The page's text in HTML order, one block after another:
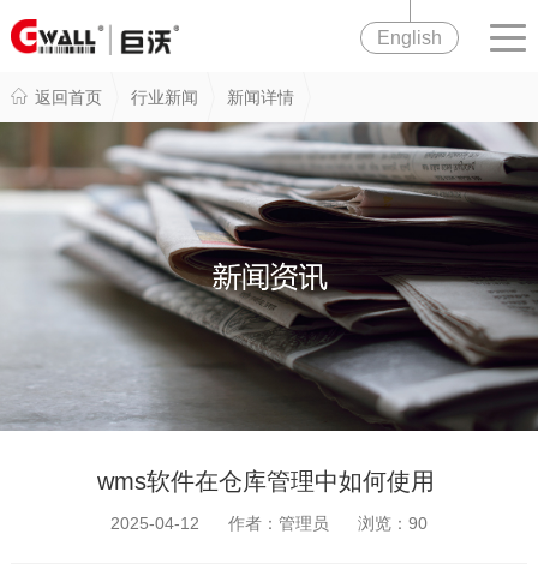
English
返回首页 行业新闻 新闻详情
wms软件在仓库管理中如何使用
2025-04-12 作者：管理员 浏览： 90